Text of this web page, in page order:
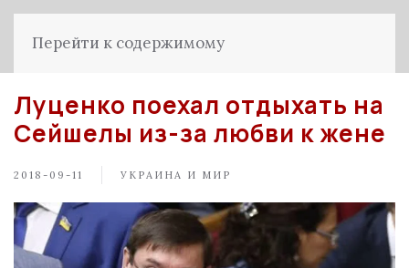
Перейти к содержимому
Луценко поехал отдыхать на
Сейшелы из-за любви к жене
2018-09-11 УКРАИНА И МИР